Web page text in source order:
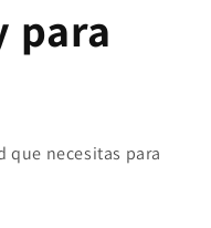
para
que necesitas para